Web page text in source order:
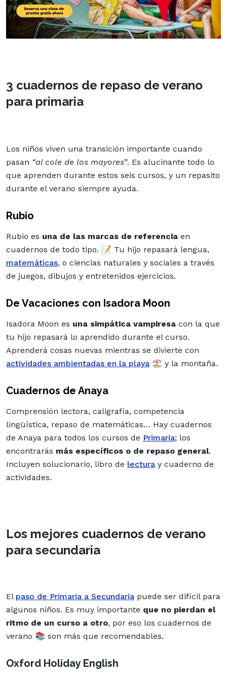
3 cuadernos de repaso de verano
para primaria
Los niños viven una transición importante cuando
pasan “al cole de los mayores”. Es alucinante todo lo
que aprenden durante estos seis cursos, y un repasito
durante el verano siempre ayuda.
Rubio
Rubio es una de las marcas de referencia en
cuadernos de todo tipo. 📝 Tu hijo repasará lengua,
matemáticas, o ciencias naturales y sociales a través
de juegos, dibujos y entretenidos ejercicios.
De Vacaciones con Isadora Moon
Isadora Moon es una simpática vampiresa con la que
tu hijo repasará lo aprendido durante el curso.
Aprenderá cosas nuevas mientras se divierte con
actividades ambientadas en la playa 🏖️ y la montaña.
Cuadernos de Anaya
Comprensión lectora, caligrafía, competencia
lingüística, repaso de matemáticas… Hay cuadernos
de Anaya para todos los cursos de Primaria; los
encontrarás más específicos o de repaso general.
Incluyen solucionario, libro de lectura y cuaderno de
actividades.
Los mejores cuadernos de verano
para secundaria
El paso de Primaria a Secundaria puede ser difícil para
algunos niños. Es muy importante que no pierdan el
ritmo de un curso a otro, por eso los cuadernos de
verano 📚 son más que recomendables.
Oxford Holiday English